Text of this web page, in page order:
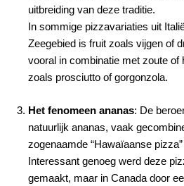
uitbreiding van deze traditie.
In sommige pizzavariaties uit
Zeegebied is fruit zoals vijgen of
vooral in combinatie met zoute of
zoals prosciutto of gorgonzola.
Het fenomeen ananas: De
natuurlijk ananas, vaak
zogenaamde “Hawaïaanse
Interessant genoeg werd deze
gemaakt, maar in Canada door